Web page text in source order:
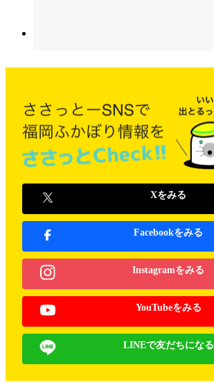
Xをみる
Facebookをみる
Instagramをみる
YouTubeをみる
LINEで友だちになる